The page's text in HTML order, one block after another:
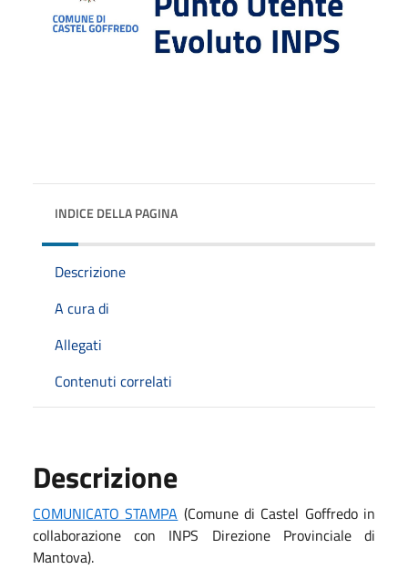
INDICE DELLA PAGINA
Descrizione
A cura di
Allegati
Contenuti correlati
Descrizione
COMUNICATO STAMPA (Comune di Castel Goffredo in
collaborazione con INPS Direzione Provinciale di
Mantova).